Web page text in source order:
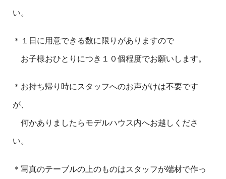
い。
＊１日に用意できる数に限りがありますので
お子様おひとりにつき１０個程度でお願いします。
＊お持ち帰り時にスタッフへのお声がけは不要です
が、
何かありましたらモデルハウス内へお越しくださ
い。
＊写真のテーブルの上のものはスタッフが端材で作っ